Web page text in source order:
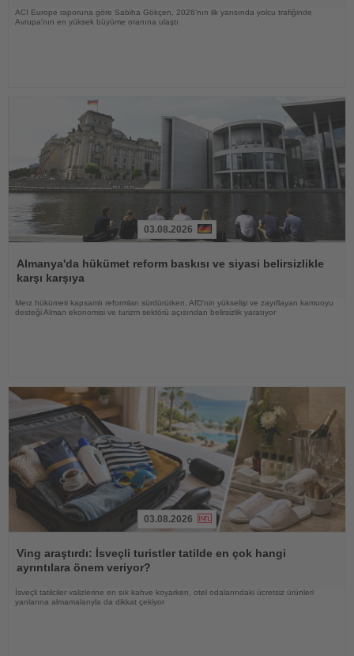
ACI Europe raporuna göre Sabiha Gökçen, 2026'nın ilk yarısında yolcu trafiğinde
Avrupa'nın en yüksek büyüme oranına ulaştı
Oku
03.08.2026
Almanya'da hükümet reform baskısı ve siyasi belirsizlikle
karşı karşıya
Merz hükümeti kapsamlı reformları sürdürürken, AfD'nin yükselişi ve zayıflayan kamuoyu
desteği Alman ekonomisi ve turizm sektörü açısından belirsizlik yaratıyor
Oku
03.08.2026
Ving araştırdı: İsveçli turistler tatilde en çok hangi
ayrıntılara önem veriyor?
İsveçli tatilciler valizlerine en sık kahve koyarken, otel odalarındaki ücretsiz ürünleri
yanlarına almamalarıyla da dikkat çekiyor